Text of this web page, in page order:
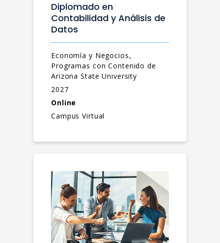
Diplomado en
Contabilidad y Análisis de
Datos
Economía y Negocios,
Programas con Contenido de
Arizona State University
2027
Online
Campus Virtual